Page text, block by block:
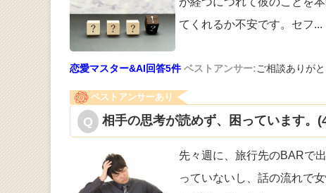
てくれるか不安です。セフ...
恋愛マスター&AI回答5件 ベストアンサー:ご相談ありが
ベストアンサーあり
相手の思考が読めず、困っています。
先々週に、旅行先のBARで
っていないし、話の流れで